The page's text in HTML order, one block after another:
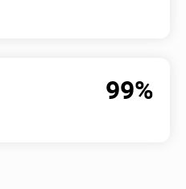
99%